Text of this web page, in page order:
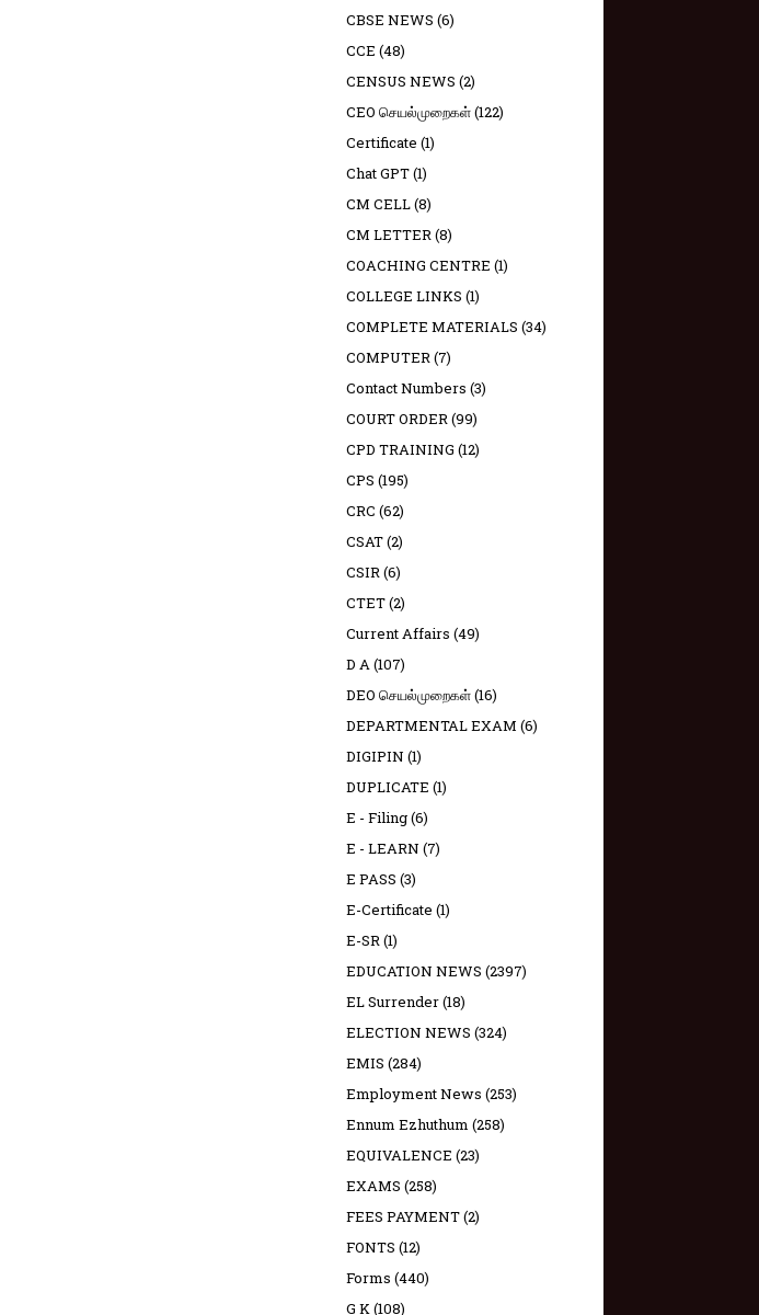
CBSE NEWS (6)
CCE (48)
CENSUS NEWS (2)
CEO செயல்முறைகள்(122)
Certificate (1)
Chat GPT(1)
CM CELL(8)
CM LETTER(8)
COACHING CENTRE (1)
COLLEGE LINKS (1)
COMPLETE MATERIALS (34)
COMPUTER(7)
Contact Numbers (3)
COURT ORDER(99)
CPD TRAINING (12)
CPS (195)
CRC (62)
CSAT(2)
CSIR(6)
CTET(2)
Current Affairs (49)
D A(107)
DEO செயல்முறைகள்(16)
DEPARTMENTAL EXAM (6)
DIGIPIN (1)
DUPLICATE (1)
E - Filing(6)
E - LEARN (7)
E PASS (3)
E-Certificate (1)
E-SR(1)
EDUCATION NEWS (2397)
EL Surrender(18)
ELECTION NEWS (324)
EMIS (284)
Employment News (253)
Ennum Ezhuthum (258)
EQUIVALENCE (23)
EXAMS (258)
FEES PAYMENT(2)
FONTS (12)
Forms (440)
G K(108)